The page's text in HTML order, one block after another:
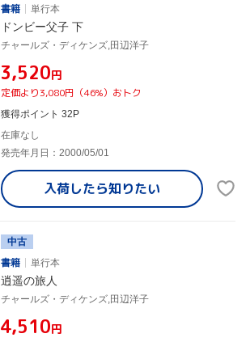
書籍
単行本
ドンビー父子 下
チャールズ・ディケンズ,田辺洋子
¥3,520円
定価より3,080円（46%）おトク
獲得ポイント 32P
在庫なし
発売年月日：2000/05/01
入荷したら知りたい
中古
書籍
単行本
逍遥の旅人
チャールズ・ディケンズ,田辺洋子
¥4,510円